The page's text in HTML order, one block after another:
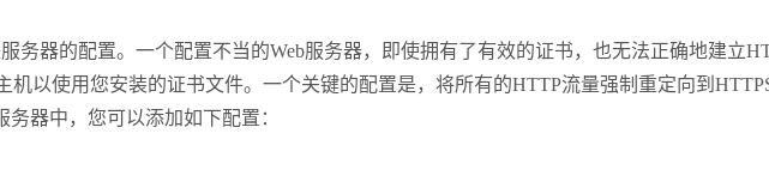
务器的配置。一个配置不当的Web服务器，即使拥有了有效的证书，也无法正确地建立
机以使用您安装的证书文件。一个关键的配置是，将所有的HTTP流量强制重定向到
务器中，您可以添加如下配置：